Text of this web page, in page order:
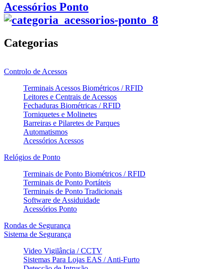
Acessórios Ponto
Categorias
Controlo de Acessos
Terminais Acessos Biométricos / RFID
Leitores e Centrais de Acessos
Fechaduras Biométricas / RFID
Torniquetes e Molinetes
Barreiras e Pilaretes de Parques
Automatismos
Acessórios Acessos
Relógios de Ponto
Terminais de Ponto Biométricos / RFID
Terminais de Ponto Portáteis
Terminais de Ponto Tradicionais
Software de Assiduidade
Acessórios Ponto
Rondas de Segurança
Sistema de Segurança
Video Vigilância / CCTV
Sistemas Para Lojas EAS / Anti-Furto